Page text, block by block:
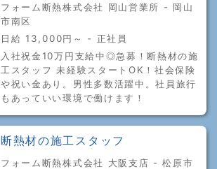
フォーム断熱株式会社 岡山営業所 - 岡山
市南区
日給 13,000円～ - 正社員
入社祝金10万円支給中◎急募！断熱材の施
工スタッフ 未経験スタートOK！社会保険
や祝い金あり。男性多数活躍中。社員旅行
もあっていい環境で働けます！
断熱材の施工スタッフ
フォーム断熱株式会社 大阪支店 - 松原市